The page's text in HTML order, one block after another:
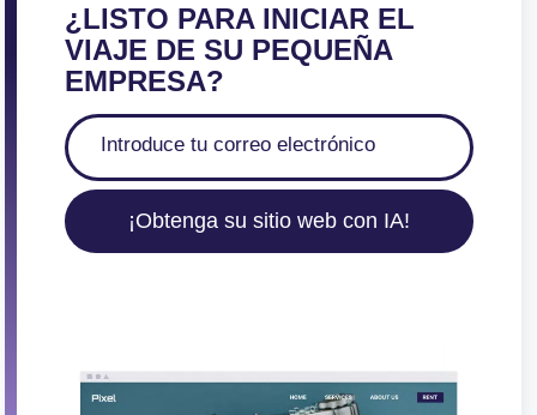
¿LISTO PARA INICIAR EL
VIAJE DE SU PEQUEÑA
EMPRESA?
¡Obtenga su sitio web con IA!